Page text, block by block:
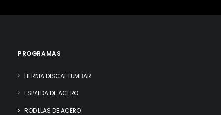
PROGRAMAS
HERNIA DISCAL LUMBAR
ESPALDA DE ACERO
RODILLAS DE ACERO